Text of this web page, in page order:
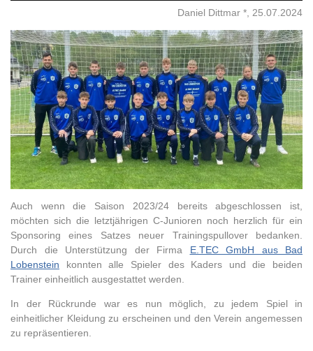
Daniel Dittmar *, 25.07.2024
Auch wenn die Saison 2023/24 bereits abgeschlossen ist,
möchten sich die letztjährigen C-Junioren noch herzlich für ein
Sponsoring eines Satzes neuer Trainingspullover bedanken.
Durch die Unterstützung der Firma E.TEC GmbH aus Bad
Lobenstein konnten alle Spieler des Kaders und die beiden
Trainer einheitlich ausgestattet werden.
In der Rückrunde war es nun möglich, zu jedem Spiel in
einheitlicher Kleidung zu erscheinen und den Verein angemessen
zu repräsentieren.